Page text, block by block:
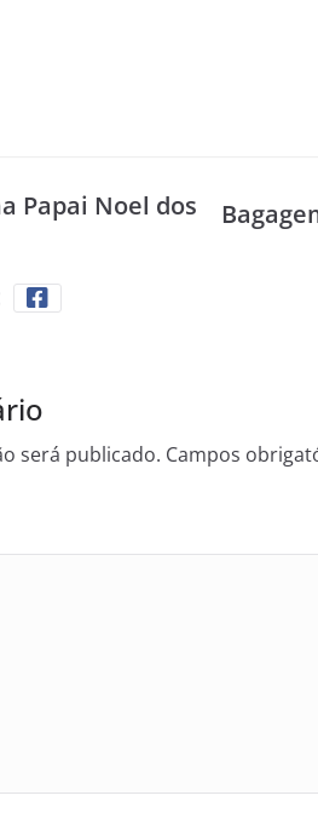
Papai Noel dos
será publicado. Campos